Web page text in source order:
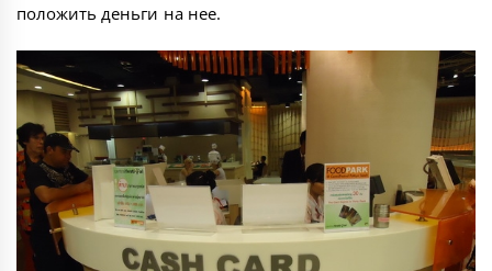
положить деньги на нее.